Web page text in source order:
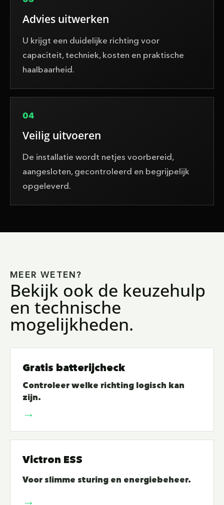
Advies uitwerken
U krijgt een duidelijke richting voor
capaciteit, techniek, kosten en praktische
haalbaarheid.
04
Veilig uitvoeren
De installatie wordt netjes voorbereid,
aangesloten, gecontroleerd en begrijpelijk
opgeleverd.
MEER WETEN?
Bekijk ook de keuzehulp
en technische
mogelijkheden.
Gratis batterijcheck
Controleer welke richting logisch kan
zijn.
Victron ESS
Voor slimme sturing en energiebeheer.